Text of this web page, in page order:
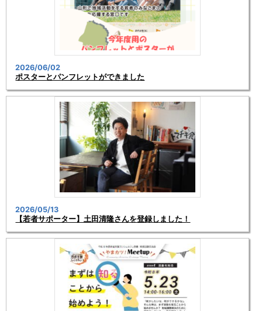
2026/06/02
ポスターとパンフレットができました
2026/05/13
【若者サポーター】土田清隆さんを登録しました！